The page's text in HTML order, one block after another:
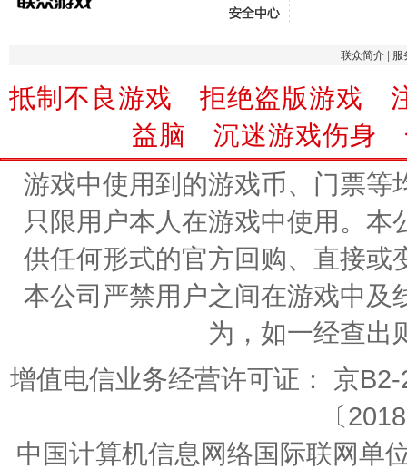
联众简介| 服
抵制不良游戏 拒绝盗版游戏
益脑 沉迷游戏伤身
游戏中使用到的游戏币、门票等
只限用户本人在游戏中使用。
供任何形式的官方回购、直接或
本公司严禁用户之间在游戏中及
为，如一经查出
增值电信业务经营许可证： 京
〔
中国计算机信息网络国际联网单